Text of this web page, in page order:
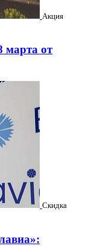
Акция
марта от
Скидка